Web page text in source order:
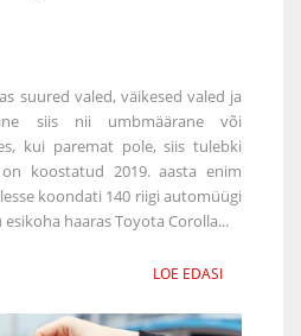
suured valed, väikesed valed ja
siis nii umbmäärane või
kui paremat pole, siis tulebki
koostatud 2019. aasta enim
koondati 140 riigi automüügi
haaras Toyota Corolla...
LOE EDASI